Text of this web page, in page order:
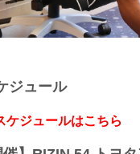
ジュール
ジュールはこちら